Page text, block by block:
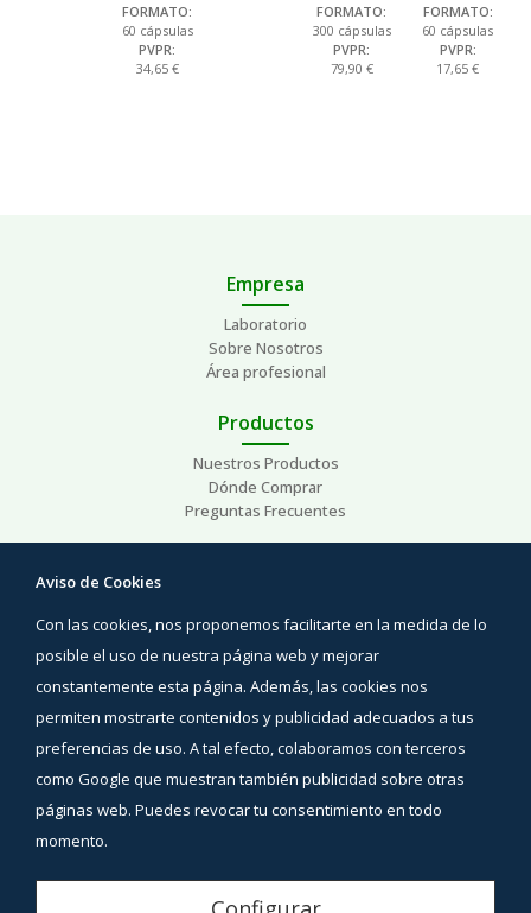
FORMATO:
60 cápsulas
PVPR:
34,65 €
FORMATO:
300 cápsulas
PVPR:
79,90 €
FORMATO:
60 cápsulas
PVPR:
17,65 €
Empresa
Laboratorio
Sobre Nosotros
Área profesional
Productos
Nuestros Productos
Dónde Comprar
Preguntas Frecuentes
Áreas de interés
Contacto
Síguenos
Facebook
YouTube
Aviso Legal
Aviso de Cookies
Con las cookies, nos proponemos facilitarte en la medida de lo
posible el uso de nuestra página web y mejorar
constantemente esta página. Además, las cookies nos
permiten mostrarte contenidos y publicidad adecuados a tus
preferencias de uso. A tal efecto, colaboramos con terceros
como Google que muestran también publicidad sobre otras
páginas web. Puedes revocar tu consentimiento en todo
momento.